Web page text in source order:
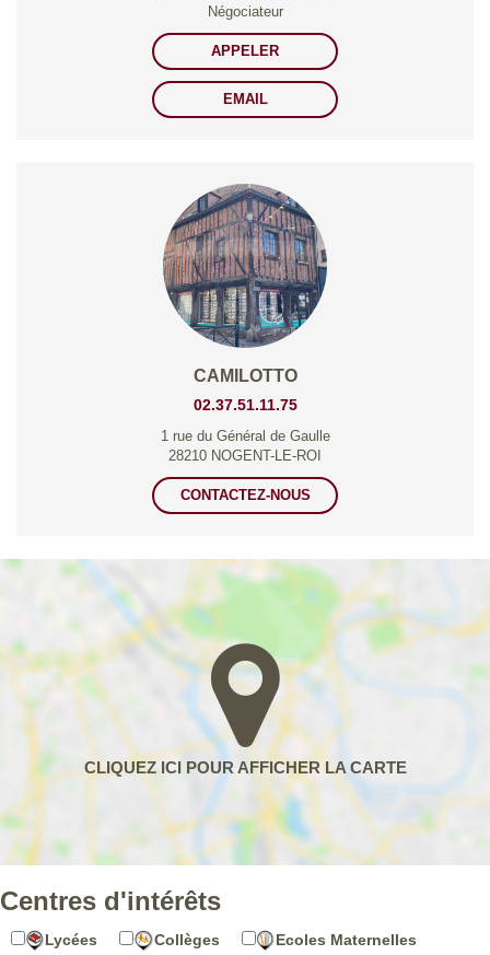
Négociateur
APPELER
EMAIL
CAMILOTTO
02.37.51.11.75
1 rue du Général de Gaulle
28210 NOGENT-LE-ROI
CONTACTEZ-NOUS
Centres d'intérêts
Lycées Collèges Ecoles Maternelles